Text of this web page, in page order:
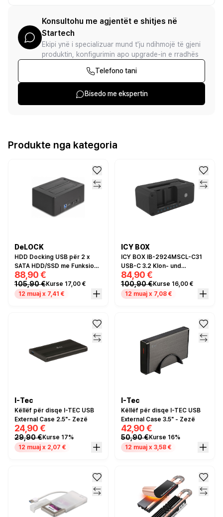
Konsultohu me agjentët e shitjes në
Startech
Ekipi ynë i specializuar mund t'ju ndihmojë të gjeni
produktin, konfigurimin apo upgrade-in e rradhës
Telefono tani
Bisedo me ekspertin
Produkte nga kategoria
DeLOCK
HDD Docking USB për 2 x
SATA HDD/SSD me Funksion
Klonimi, Lexues Kartash dhe
Port USB Shtesë
88,90 €
105,90 €Kurse 17,00 €
12 muaj x 7,41 €
ICY BOX
ICY BOX IB-2924MSCL-C31
USB-C 3.2 Klon- und
DockingStation für 2.5"/3.5"
SATA HDD und M.2 NVMe
SSD
84,90 €
100,90 €Kurse 16,00 €
12 muaj x 7,08 €
I-Tec
Këllëf për disqe I-TEC USB
External Case 2.5"- Zezë
24,90 €
29,90 €Kurse 17%
12 muaj x 2,07 €
I-Tec
Këllëf për disqe I-TEC USB
External Case 3.5" - Zezë
42,90 €
50,90 €Kurse 16%
12 muaj x 3,58 €